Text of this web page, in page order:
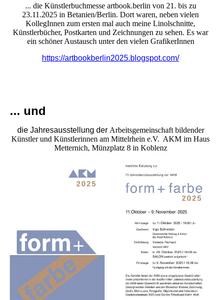
... die Künstlerbuchmesse artbook.berlin von 21. bis zu
23.11.2025 in Betanien/Berlin. Dort waren, neben vielen
KollegInnen zum ersten mal auch meine Linolschnitte,
Künstlerbücher, Postkarten und Zeichnungen zu sehen. Es war
ein schöner Austausch unter den vielen GrafikerInnen
https://artbookberlin2025.blogspot.com/
... und
die Jahresausstellung der Arbeitsgemeinschaft bildender
Künstler und Künstlerinnen am Mittelrhein e.V. AKM im Haus
Metternich, Münzplatz 8 in Koblenz